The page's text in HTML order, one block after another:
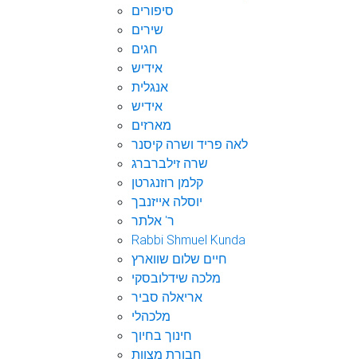
סיפורים
שירים
חגים
אידיש
אנגלית
אידיש
מארזים
לאה פריד ושרה קיסנר
שרה זילברברג
קלמן רוזנגרטן
יוסלה אייזנבך
ר' אלתר
Rabbi Shmuel Kunda
חיים שלום שווארץ
מלכה שידלובסקי
אריאלה סביר
מלכהלי
חינוך בחיוך
חבורת מצוות